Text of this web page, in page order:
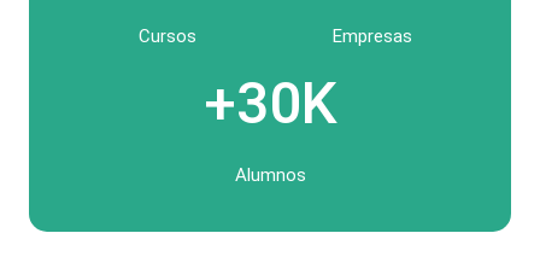
Cursos Empresas
+30K
Alumnos